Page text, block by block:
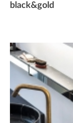
black&gold